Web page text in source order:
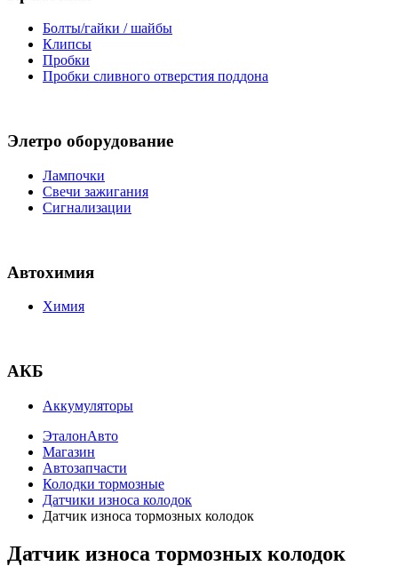
Болты/гайки / шайбы
Клипсы
Пробки
Пробки сливного отверстия поддона
Элетро оборудование
Лампочки
Свечи зажигания
Сигнализации
Автохимия
Химия
АКБ
Аккумуляторы
ЭталонАвто
Магазин
Автозапчасти
Колодки тормозные
Датчики износа колодок
Датчик износа тормозных колодок
Датчик износа тормозных колодок